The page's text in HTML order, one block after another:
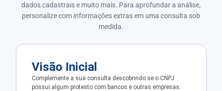
dados cadastrais e muito mais. Para aprofundar a análise,
personalize com informações extras em uma consulta sob
medida.
Visão Inicial
Complemente a sua consulta descobrindo se o CNPJ
possui algum protesto com bancos e outras empresas.